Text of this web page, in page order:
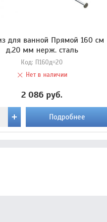
для ванной Прямой 160 см
д.20 мм нерж. сталь
Код: П160д=20
Нет в наличии
2 086 руб.
Подробнее